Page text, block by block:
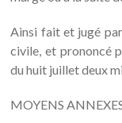
Ainsi fait et jugé
civile, et prononcé
du huit juillet deux
MOYENS